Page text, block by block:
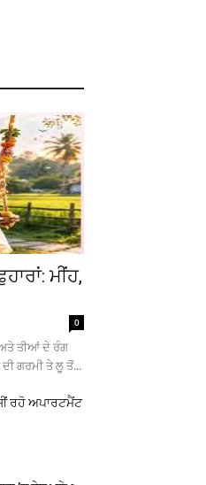
ਮੀਂਹ,
0
ਅਤੇ ਤੀਆਂ ਦੇ ਰੰਗ
ਗਰਮੀ ਤੇ ਲੂ ਤੋਂ...
ਰਹੋ ਅਪਾਰਟਮੈਂਟ